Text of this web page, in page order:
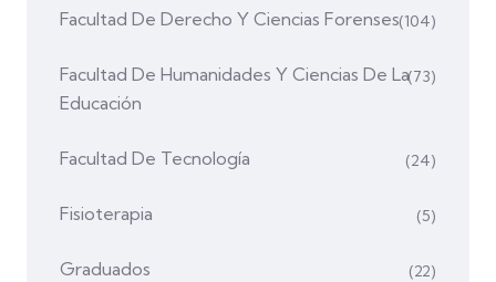
Facultad De Derecho Y Ciencias Forenses(104)
Facultad De Humanidades Y Ciencias De La
Educación
(73)
Facultad De Tecnología (24)
Fisioterapia (5)
Graduados (22)